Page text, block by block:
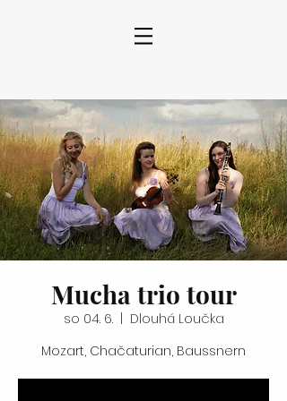
Mucha trio tour
so 04. 6.
  |
Dlouhá Loučka
Mozart, Chačaturian, Baussnern